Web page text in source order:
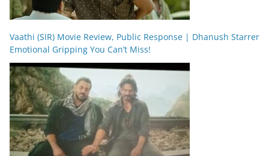
Vaathi (SIR) Movie Review, Public Response | Dhanush Starrer
Emotional Gripping You Can’t Miss!